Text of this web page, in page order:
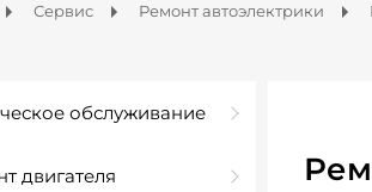
Сервис Ремонт автоэлектрики
обслуживание
двигателя